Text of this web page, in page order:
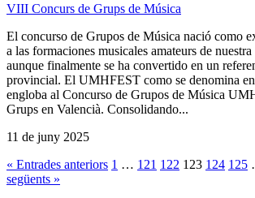
VIII Concurs de Grups de Música
El concurso de Grupos de Música nació como
a las formaciones musicales amateurs de
aunque finalmente se ha convertido en un
provincial. El UMHFEST como se denomina
engloba al Concurso de Grupos de Música
Grups en Valencià. Consolidando...
11 de juny 2025
« Entrades anteriors 1 … 121 122 123 124 125
següents »